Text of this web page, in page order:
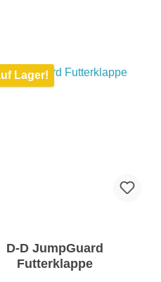
Lager!
D-D JumpGuard
Futterklappe